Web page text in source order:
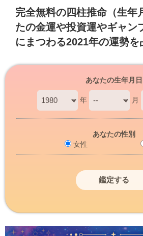
完全無料の四柱推命（生年
たの金運や投資運やギャン
にまつわる2021年の運勢を
あなたの生年月日
年 月
あなたの性別
女性